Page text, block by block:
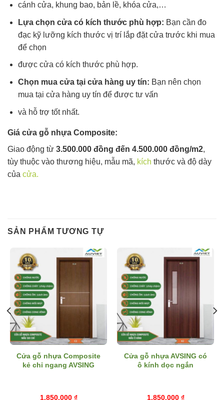
cánh cửa, khung bao, bản lề, khóa cửa,…
Lựa chọn cửa có kích thước phù hợp: Bạn cần đo
đạc kỹ lưỡng kích thước vị trí lắp đặt cửa trước khi mua
để chọn
được cửa có kích thước phù hợp.
Chọn mua cửa tại cửa hàng uy tín: Bạn nên chọn
mua tại cửa hàng uy tín để được tư vấn
và hỗ trợ tốt nhất.
Giá cửa gỗ nhựa Composite:
Giao động từ 3.500.000 đồng đến 4.500.000 đồng/m2,
tùy thuộc vào thương hiệu, mẫu mã, kích thước và độ dày
của cửa.
SẢN PHẨM TƯƠNG TỰ
Cửa gỗ nhựa Composite
kẻ chỉ ngang AVSING
1.850.000 ₫
Cửa gỗ nhựa AVSING có
ô kính dọc ngắn
1.850.000 ₫